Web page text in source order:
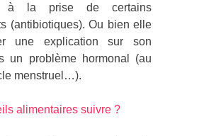
à la prise de certains
(antibiotiques). Ou bien elle
une explication sur son
un problème hormonal (au
menstruel…).
alimentaires suivre ?